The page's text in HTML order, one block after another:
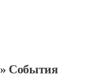
События